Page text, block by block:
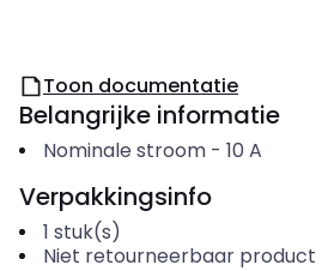
Toon documentatie
Belangrijke informatie
Nominale stroom- 10 A
Verpakkingsinfo
1 stuk(s)
Niet retourneerbaar product